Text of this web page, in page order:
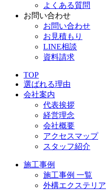
よくある質問
お問い合わせ
お問い合わせ
お見積もり
LINE相談
資料請求
TOP
選ばれる理由
会社案内
代表挨拶
経営理念
会社概要
アクセスマップ
スタッフ紹介
施工事例
施工事例 一覧
外構エクステリア